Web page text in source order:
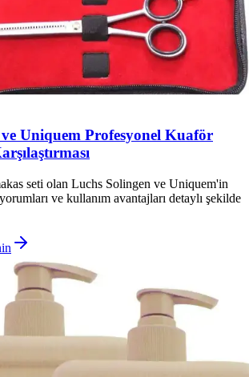
Uniquem Profesyonel Kuaför
seti olan Luchs Solingen ve Uniquem'in
ve kullanım avantajları detaylı şekilde